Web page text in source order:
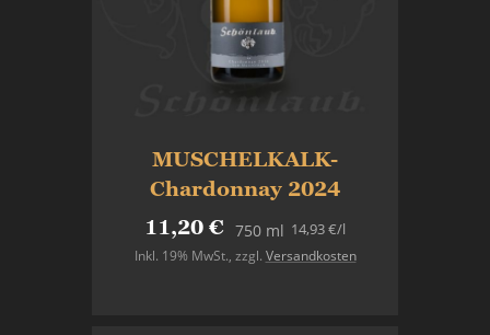
MUSCHELKALK-
Chardonnay 2024
11,20 € 750 ml
Inkl. 19% MwSt., zzgl. Versandkosten
14,93 €/l